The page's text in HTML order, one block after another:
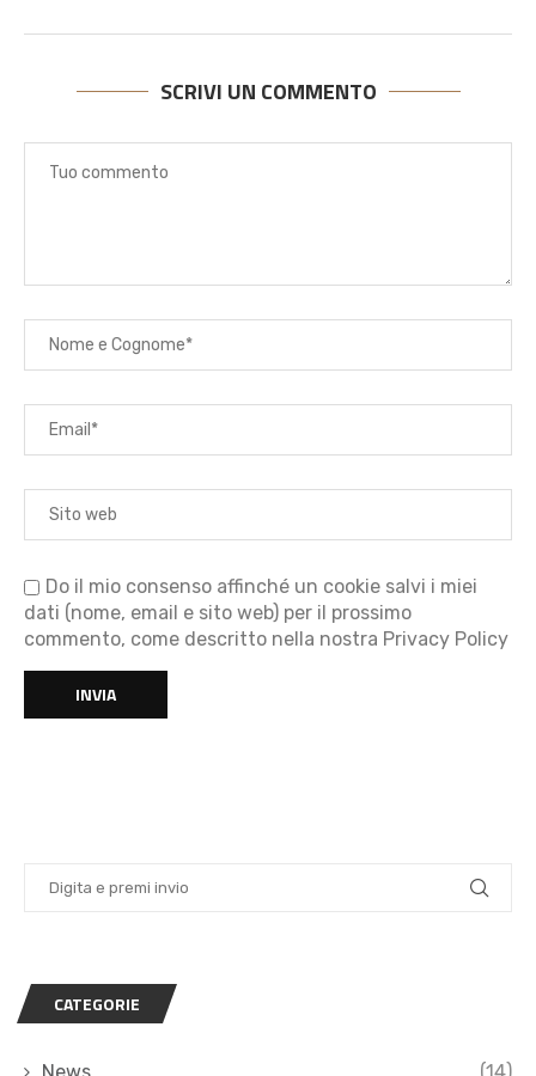
SCRIVI UN COMMENTO
Do il mio consenso affinché un cookie salvi i miei
dati (nome, email e sito web) per il prossimo
commento, come descritto nella nostra Privacy Policy
CATEGORIE
News (14)